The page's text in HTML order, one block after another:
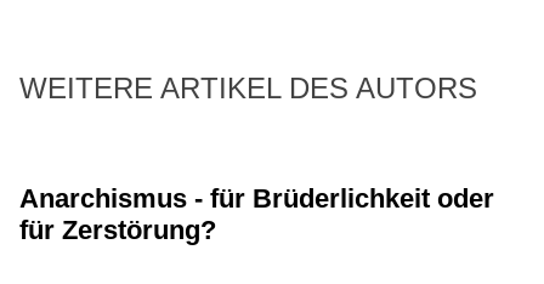
WEITERE ARTIKEL DES AUTORS
Anarchismus - für Brüderlichkeit oder
für Zerstörung?